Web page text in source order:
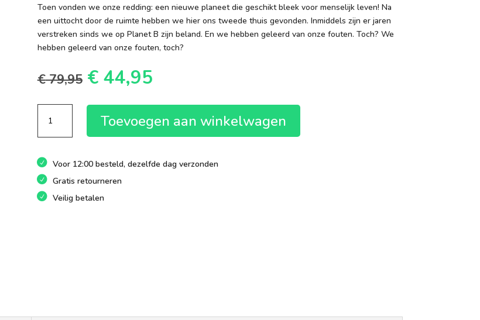
Toen vonden we onze redding: een nieuwe planeet die geschikt bleek voor menselijk leven! Na
een uittocht door de ruimte hebben we hier ons tweede thuis gevonden. Inmiddels zijn er jaren
verstreken sinds we op Planet B zijn beland. En we hebben geleerd van onze fouten. Toch? We
hebben geleerd van onze fouten, toch?
€79,95 Oorspronkelijke
prijs
was:
€ 79,95.
€44,95Huidige
is:
€ 44,95.
aantal
Toevoegen aan winkelwagen
Voor 12:00 besteld, dezelfde dag verzonden
Gratis retourneren
Veilig betalen